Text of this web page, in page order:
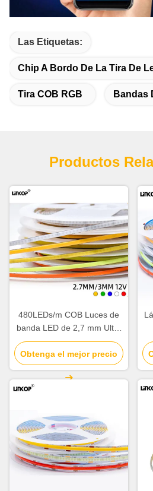
Las Etiquetas:
Chip A Bordo De La Tira De
Tira COB RGB Bandas
Productos
480LEDs/m COB Luces de
banda LED de 2,7 mm Ultra
estrechas Luces de banda
LED suaves
Obtenga el mejor precio